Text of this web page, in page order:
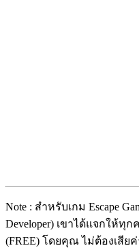
Note : สำหรับเกม Escape
Developer) เขาได้แจกให้ทุ
(FREE) โดยคุณ ไม่ต้องเสีย